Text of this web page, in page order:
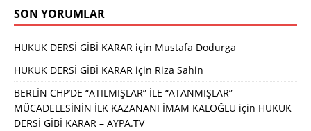
SON YORUMLAR
HUKUK DERSİ GİBİ KARAR için Mustafa Dodurga
HUKUK DERSİ GİBİ KARAR için Riza Sahin
BERLİN CHP’DE “ATILMIŞLAR” İLE “ATANMIŞLAR”
MÜCADELESİNİN İLK KAZANANI İMAM KALOĞLU için HUKUK
DERSİ GİBİ KARAR – AYPA.TV